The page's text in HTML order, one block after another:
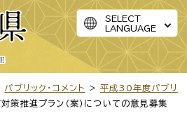
SELECT
LANGUAGE
パブリック・コメント >平成30年度パブリ
策推進プラン（案）についての意見募集